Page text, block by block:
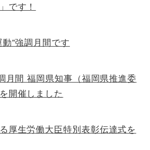
です！
”強調月間です
月間 福岡県知事（福岡県推進委
開催しました
厚生労働大臣特別表彰伝達式を